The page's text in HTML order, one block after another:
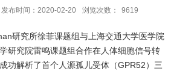
发布时间：2020-02-20 浏览次数： 9619
研究所徐菲课题组与上海交通大学医学院
研究院雷鸣课题组合作在人体细胞信号转
功解析了首个人源孤儿受体（GPR52）三